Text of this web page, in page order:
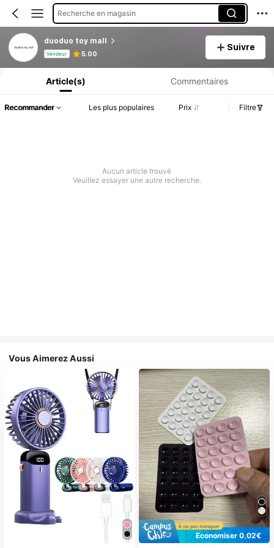
Recherche en magasin
duoduo toy mall
Vendeur 5.00
Suivre
Informations produit : Divulgation des prix, détails sur les ventes et le stock.
Article(s) Commentaires
Recommander Les plus populaires Prix Filtre
Aucun article trouvé
Veuillez essayer une autre recherche.
Vous Aimerez Aussi
Économiser 0,02€